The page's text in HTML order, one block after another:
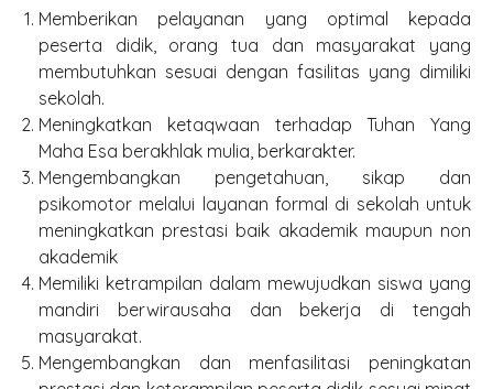
Memberikan pelayanan yang optimal kepada
peserta didik, orang tua dan masyarakat yang
membutuhkan sesuai dengan fasilitas yang dimiliki
sekolah.
Meningkatkan ketaqwaan terhadap Tuhan Yang
Maha Esa berakhlak mulia, berkarakter.
Mengembangkan pengetahuan, sikap dan
psikomotor melalui layanan formal di sekolah untuk
meningkatkan prestasi baik akademik maupun non
akademik
Memiliki ketrampilan dalam mewujudkan siswa yang
mandiri berwirausaha dan bekerja di tengah
masyarakat.
Mengembangkan dan menfasilitasi peningkatan